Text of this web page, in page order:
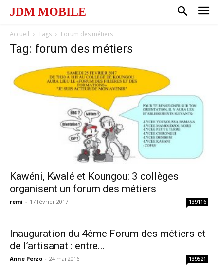
JDM MOBILE
Accueil Tags Forum des métiers
Tag: forum des métiers
Kawéni, Kwalé et Koungou: 3 collèges
organisent un forum des métiers
remi - 17 février 2017 139116
Inauguration du 4ème Forum des métiers et
de l’artisanat : entre...
Anne Perzo - 24 mai 2016 139521